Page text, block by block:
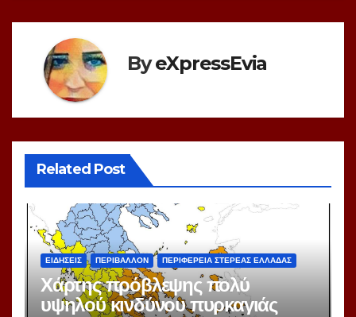
ByeXpressEvia
Related Post
ΕΙΔΗΣΕΙΣ ΠΕΡΙΒΑΛΛΟΝ ΠΕΡΙΦΕΡΕΙΑ ΣΤΕΡΕΑΣ ΕΛΛΑΔΑΣ
Χάρτης πρόβλεψης πολύ
υψηλού κινδύνου πυρκαγιάς